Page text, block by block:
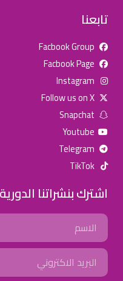
تابعنا
Facbook Group
Facbook Page
Instagram
Follow us on X
Snapchat
Youtube
Telegram
TikTok
اشترك بنشراتنا الدورية
Name
Email
للإعلان على منصة سكولي
جروب فيسبوك
تويتر (X)